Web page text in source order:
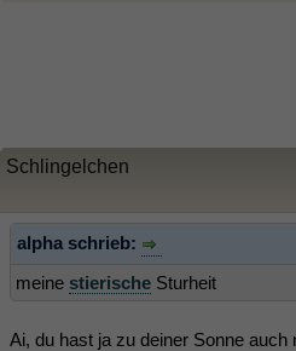
Schlingelchen
alpha schrieb:
meine stierische Sturheit
Ai, du hast ja zu deiner Sonne